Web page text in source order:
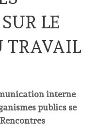
LE
TRAVAIL
interne
publics se